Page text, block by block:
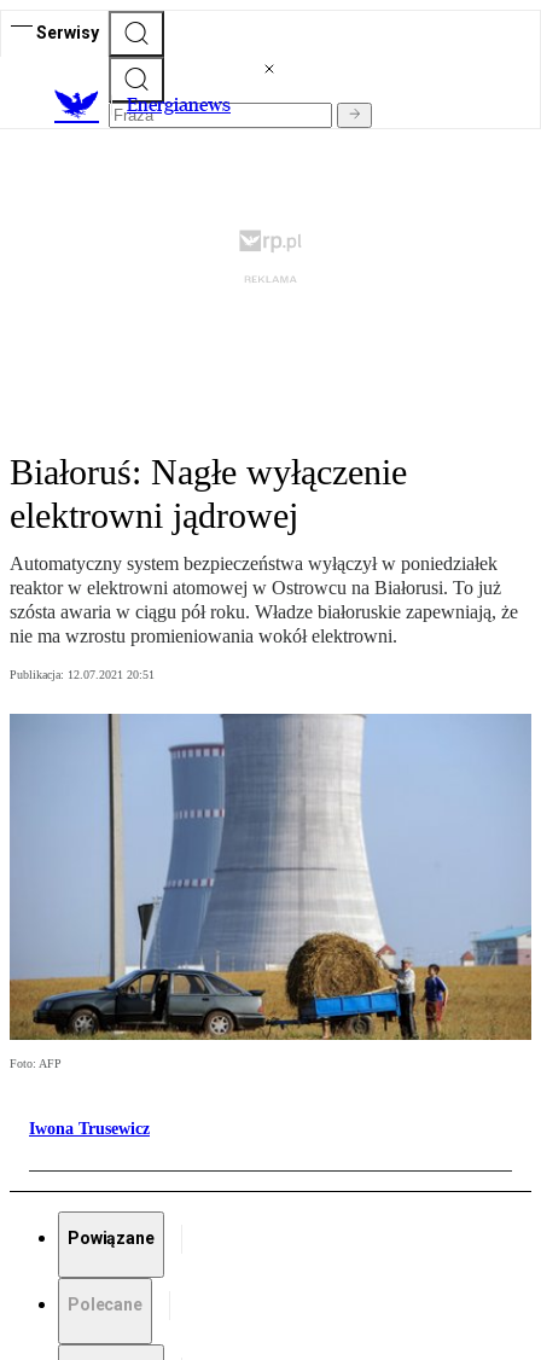
Serwisy
Energianews
Białoruś: Nagłe wyłączenie
elektrowni jądrowej
Automatyczny system bezpieczeństwa wyłączył w poniedziałek
reaktor w elektrowni atomowej w Ostrowcu na Białorusi. To już
szósta awaria w ciągu pół roku. Władze białoruskie zapewniają, że
nie ma wzrostu promieniowania wokół elektrowni.
Publikacja: 12.07.2021 20:51
Foto: AFP
Iwona Trusewicz
Powiązane
Polecane